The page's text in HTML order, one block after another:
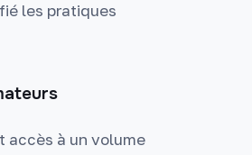
les pratiques
accès à un volume